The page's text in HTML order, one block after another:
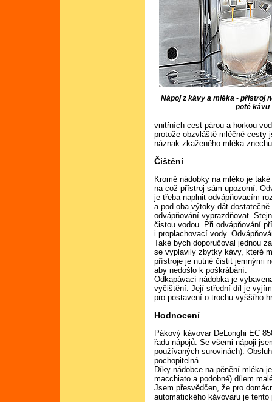
Nápoj z kávy a mléka - přístroj
poté kávu
vnitřních cest párou a horkou
protože obzvláště mléčné cesty
náznak zkaženého mléka
Čištění
Kromě nádobky na mléko je
na což přístroj sám upozorní.
je třeba naplnit odvápňovacím
a pod oba výtoky dát
odvápňování vyprazdňovat.
čistou vodou. Při odvápňování
i proplachovací vody.
Také bych doporučoval jednou
se vyplavily zbytky kávy, které
přístroje je nutné čistit jemnými
aby nedošlo k poškrábání.
Odkapávací nádobka je
vyčištění. Její střední díl je
pro postavení o trochu vyššího
Hodnocení
Pákový kávovar DeLonghi EC
řadu nápojů. Se všemi nápoji
používaných surovinách).
pochopitelná.
Díky nádobce na pěnění mléka
macchiato a podobné) dílem
Jsem přesvědčen, že pro
automatického kávovaru je